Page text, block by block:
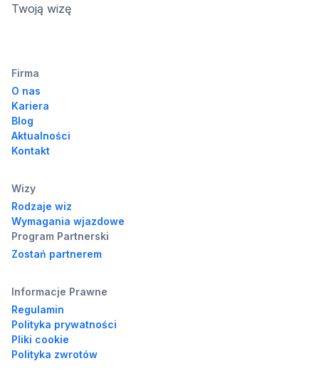
Twoją wizę
Firma
O nas
Kariera
Blog
Aktualności
Kontakt
Wizy
Rodzaje wiz
Wymagania wjazdowe
Program Partnerski
Zostań partnerem
Informacje Prawne
Regulamin
Polityka prywatności
Pliki cookie
Polityka zwrotów